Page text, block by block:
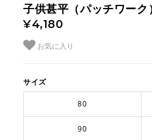
子供甚平（パッチワーク
¥4,180
お気に入り
サイズ
80
90